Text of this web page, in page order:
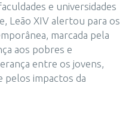
e universidades
Leão XIV alertou para os
marcada pela
aos pobres e
entre os jovens,
pelos impactos da